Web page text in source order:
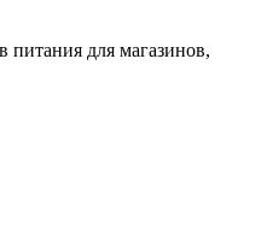
питания для магазинов,